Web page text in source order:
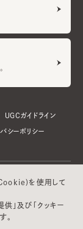
UGCガイドライン
シーポリシー
を使用して
」及び「クッキー
。